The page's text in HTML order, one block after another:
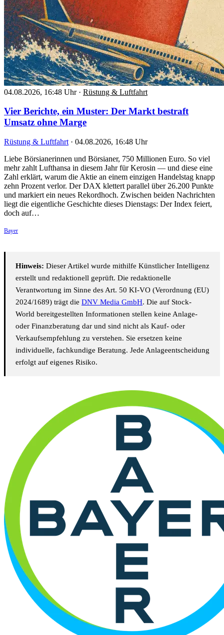
04.08.2026, 16:48 Uhr · Rüstung & Luftfahrt
Vier Berichte, ein Muster: Der Markt bestraft
Umsatz ohne Marge
Rüstung & Luftfahrt · 04.08.2026, 16:48 Uhr
Liebe Börsianerinnen und Börsianer, 750 Millionen Euro. So viel
mehr zahlt Lufthansa in diesem Jahr für Kerosin — und diese eine
Zahl erklärt, warum die Aktie an einem einzigen Handelstag knapp
zehn Prozent verlor. Der DAX klettert parallel über 26.200 Punkte
und markiert ein neues Rekordhoch. Zwischen beiden Nachrichten
liegt die eigentliche Geschichte dieses Dienstags: Der Index feiert,
doch auf…
Bayer
Hinweis: Dieser Artikel wurde mithilfe Künstlicher Intelligenz
erstellt und redaktionell geprüft. Die redaktionelle
Verantwortung im Sinne des Art. 50 KI-VO (Verordnung (EU)
2024/1689) trägt die DNV Media GmbH. Die auf Stock-
World bereitgestellten Informationen stellen keine Anlage-
oder Finanzberatung dar und sind nicht als Kauf- oder
Verkaufsempfehlung zu verstehen. Sie ersetzen keine
individuelle, fachkundige Beratung. Jede Anlageentscheidung
erfolgt auf eigenes Risiko.